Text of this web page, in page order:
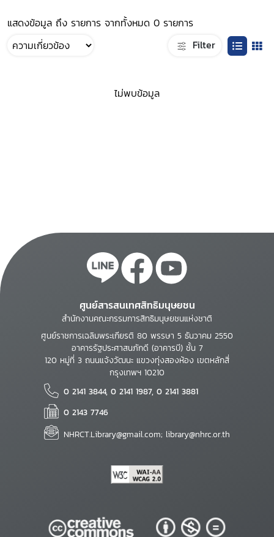
แสดงข้อมูล ถึง รายการ จากทั้งหมด 0 รายการ
Filter
ไม่พบข้อมูล
ศูนย์สารสนเทศสิทธิมนุษยชน
สำนักงานคณะกรรมการสิทธิมนุษยชนแห่งชาติ
ศูนย์ราชการเฉลิมพระเกียรติ 80 พรรษา 5 ธันวาคม 2550
อาคารรัฐประศาสนภักดี (อาคารบี) ชั้น 7
120 หมู่ที่ 3 ถนนแจ้งวัฒนะ แขวงทุ่งสองห้อง เขตหลักสี่
กรุงเทพฯ 10210
0 2141 3844, 0 2141 1987, 0 2141 3881
0 2143 7746
NHRCT.Library@gmail.com; library@nhrc.or.th